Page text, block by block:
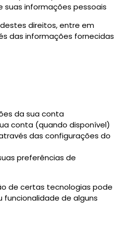
suas informações pessoais
direitos, entre em
das informações fornecidas
da sua conta
conta (quando disponível)
das configurações do
preferências de
de certas tecnologias pode
de alguns